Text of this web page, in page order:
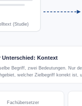
(Studie)
Unterschied: Kontext
Begriff, zwei Bedeutungen. Nur
welcher Zielbegriff korrekt ist,
Fachübersetzer